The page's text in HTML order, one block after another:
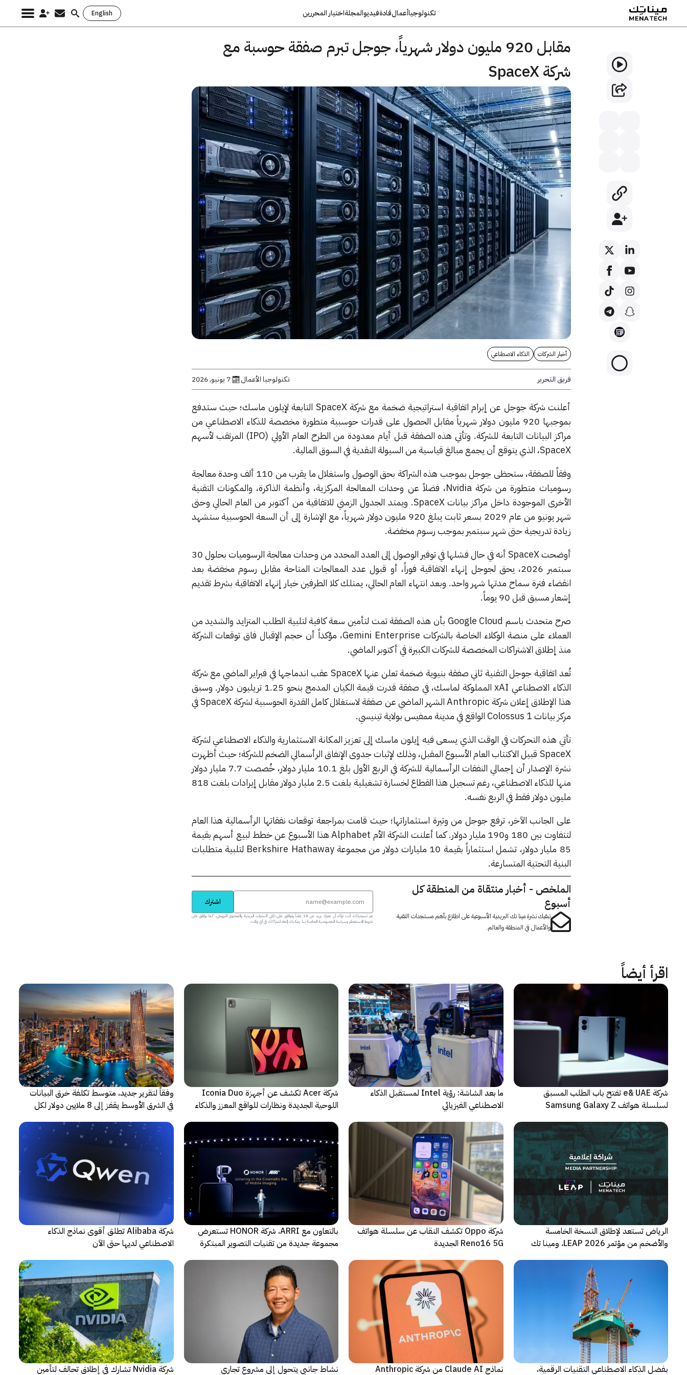
تكنولوجياأعمالقادةفيديوالمجلةاختيار المحررين English
Search
مقابل 920 مليون دولار شهرياً، جوجل تبرم صفقة حوسبة مع
شركة SpaceX
أخبار الشركات الذكاء الاصطناعي
فريق التحرير تكنولوجيا الأعمال 7 يونيو, 2026
أعلنت شركة جوجل عن إبرام اتفاقية استراتيجية ضخمة مع شركة SpaceX التابعة لإيلون ماسك؛ حيث ستدفع
بموجبها 920 مليون دولار شهرياً مقابل الحصول على قدرات حوسبية متطورة مخصصة للذكاء الاصطناعي من
مراكز البيانات التابعة للشركة. وتأتي هذه الصفقة قبل أيام معدودة من الطرح العام الأولي (IPO) المرتقب لأسهم
SpaceX، الذي يتوقع أن يجمع مبالغ قياسية من السيولة النقدية في السوق المالية.
وفقاً للصفقة، ستحظى جوجل بموجب هذه الشراكة بحق الوصول واستغلال ما يقرب من 110 ألف وحدة معالجة
رسوميات متطورة من شركة Nvidia، فضلاً عن وحدات المعالجة المركزية، وأنظمة الذاكرة، والمكونات التقنية
الأخرى الموجودة داخل مراكز بيانات SpaceX. ويمتد الجدول الزمني للاتفاقية من أكتوبر من العام الحالي وحتى
شهر يونيو من عام 2029 بسعر ثابت يبلغ 920 مليون دولار شهرياً، مع الإشارة إلى أن السعة الحوسبية ستشهد
زيادة تدريجية حتى شهر سبتمبر بموجب رسوم مخفضة.
أوضحت SpaceX أنه في حال فشلها في توفير الوصول إلى العدد المحدد من وحدات معالجة الرسوميات بحلول 30
سبتمبر 2026، يحق لجوجل إنهاء الاتفاقية فوراً، أو قبول عدد المعالجات المتاحة مقابل رسوم مخفضة بعد
انقضاء فترة سماح مدتها شهر واحد. وبعد انتهاء العام الحالي، يمتلك كلا الطرفين خيار إنهاء الاتفاقية بشرط تقديم
إشعار مسبق قبل 90 يوماً.
صرح متحدث باسم Google Cloud بأن هذه الصفقة تمت لتأمين سعة كافية لتلبية الطلب المتزايد والشديد من
العملاء على منصة الوكلاء الخاصة بالشركات Gemini Enterprise، مؤكداً أن حجم الإقبال فاق توقعات الشركة
منذ إطلاق الاشتراكات المخصصة للشركات الكبيرة في أكتوبر الماضي.
تُعد اتفاقية جوجل التقنية ثاني صفقة بنيوية ضخمة تعلن عنها SpaceX عقب اندماجها في فبراير الماضي مع شركة
الذكاء الاصطناعي xAI المملوكة لماسك، في صفقة قدرت قيمة الكيان المدمج بنحو 1.25 تريليون دولار. وسبق
هذا الإطلاق إعلان شركة Anthropic الشهر الماضي عن صفقة لاستغلال كامل القدرة الحوسبية لشركة SpaceX في
مركز بيانات Colossus 1 الواقع في مدينة ممفيس بولاية تينيسي.
تأتي هذه التحركات في الوقت الذي يسعى فيه إيلون ماسك إلى تعزيز المكانة الاستثمارية والذكاء الاصطناعي لشركة
SpaceX قبيل الاكتتاب العام الأسبوع المقبل، وذلك لإثبات جدوى الإنفاق الرأسمالي الضخم للشركة؛ حيث أظهرت
نشرة الإصدار أن إجمالي النفقات الرأسمالية للشركة في الربع الأول بلغ 10.1 مليار دولار، خُصصت 7.7 مليار دولار
منها للذكاء الاصطناعي، رغم تسجيل هذا القطاع لخسارة تشغيلية بلغت 2.5 مليار دولار مقابل إيرادات بلغت 818
مليون دولار فقط في الربع نفسه.
على الجانب الآخر، ترفع جوجل من وتيرة استثماراتها؛ حيث قامت بمراجعة توقعات نفقاتها الرأسمالية هذا العام
لتتفاوت بين 180 و190 مليار دولار. كما أعلنت الشركة الأم Alphabet هذا الأسبوع عن خطط لبيع أسهم بقيمة
85 مليار دولار، تشمل استثماراً بقيمة 10 مليارات دولار من مجموعة Berkshire Hathaway لتلبية متطلبات
البنية التحتية المتسارعة.
الملخص - أخبار منتقاة من المنطقة كل
أسبوع
تبقيك نشرة مينا تك البريدية الأسبوعية على اطلاع بأهم مستجدات التقنية
والأعمال في المنطقة والعالم.
اشترك
عبر تسجيلك، أنت تؤكد أن عمرك يزيد عن 18 عاماً وتوافق على تلقي النشرات البريدية والمحتوى الترويجي، كما توافق على
شروط الاستخدام وسياسة الخصوصية الخاصة بنا. يمكنك إلغاء اشتراكك في أي وقت.
اقرأ أيضاً
شركة e& UAE تفتح باب الطلب المسبق
لسلسلة هواتف Samsung Galaxy Z
ﻣا بعد الشاشة: رؤية Intel لمستقبل اﻟذﻛﺎء
الاصطناعي الفيزيائي
شركة Acer تكشف عن أجهزة Iconia Duo
اللوحية الجديدة ونظارات للواقع المعزز والذكاء
وفقاً لتقرير جديد، متوسط تكلفة خرق البيانات
في الشرق الأوسط يقفز إلى 8 ملايين دولار لكل
الرياض تستعد لإطلاق النسخة الخامسة
والأضخم من مؤتمر LEAP 2026، ومينا تك
شركة Oppo تكشف النقاب عن سلسلة هواتف
Reno16 5G الجديدة
بالتعاون مع ARRI، شركة HONOR تستعرض
مجموعة جديدة من تقنيات التصوير المبتكرة
شركة Alibaba تطلق أقوى نماذج الذكاء
الاصطناعي لديها حتى الآن
بفضل الذكاء الاصطناعي التقنيات الرقمية، نماذج Claude AI من شركة Anthropic نشاط جانبي يتحول إلى مشروع تجاري شركة Nvidia تشارك في إطلاق تحالف لتأمين